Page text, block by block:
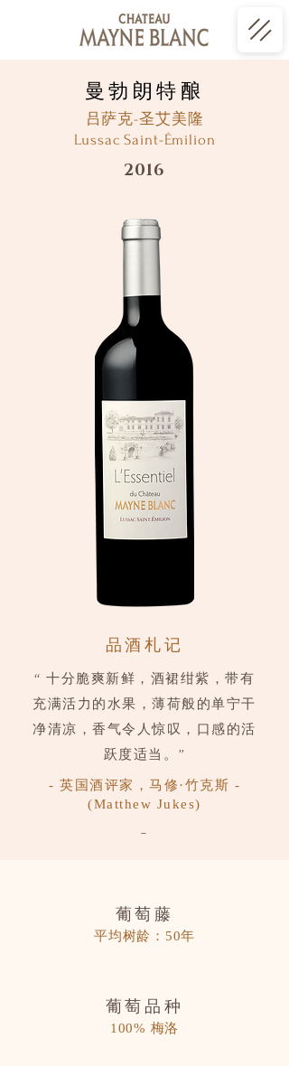
曼勃朗特酿
吕萨克-圣艾美隆
Lussac Saint-Émilion
2016
品酒札记
“ 十分脆爽新鲜，酒裙绀紫，带有
充满活力的水果，薄荷般的单宁干
净清凉，香气令人惊叹，口感的活
跃度适当。”
- 英国酒评家，马修·竹克斯 -
(Matthew Jukes)
-
葡萄藤
平均树龄：50年
葡萄品种
100% 梅洛